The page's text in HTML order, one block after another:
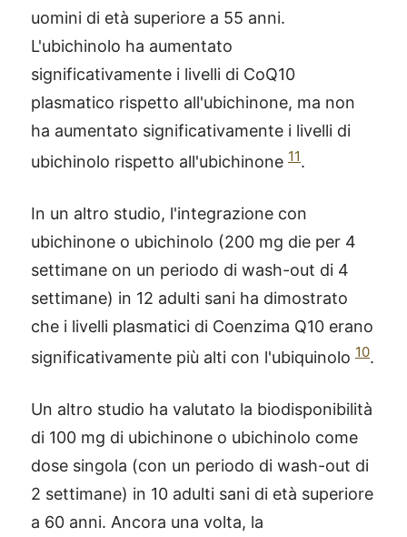
uomini di età superiore a 55 anni.
L'ubichinolo ha aumentato
significativamente i livelli di CoQ10
plasmatico rispetto all'ubichinone, ma non
ha aumentato significativamente i livelli di
ubichinolo rispetto all'ubichinone 11.
In un altro studio, l'integrazione con
ubichinone o ubichinolo (200 mg die per 4
settimane on un periodo di wash-out di 4
settimane) in 12 adulti sani ha dimostrato
che i livelli plasmatici di Coenzima Q10 erano
significativamente più alti con l'ubiquinolo 10.
Un altro studio ha valutato la biodisponibilità
di 100 mg di ubichinone o ubichinolo come
dose singola (con un periodo di wash-out di
2 settimane) in 10 adulti sani di età superiore
a 60 anni. Ancora una volta, la